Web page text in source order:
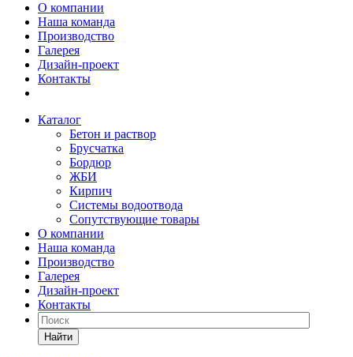
О компании
Наша команда
Производство
Галерея
Дизайн-проект
Контакты
Каталог
Бетон и раствор
Брусчатка
Бордюр
ЖБИ
Кирпич
Системы водоотвода
Сопутствующие товары
О компании
Наша команда
Производство
Галерея
Дизайн-проект
Контакты
Найти